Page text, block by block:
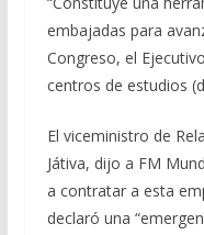
embajadas para
Congreso, el
centros de estudios
El viceministro de
Játiva, dijo a FM
a contratar a esta
declaró una